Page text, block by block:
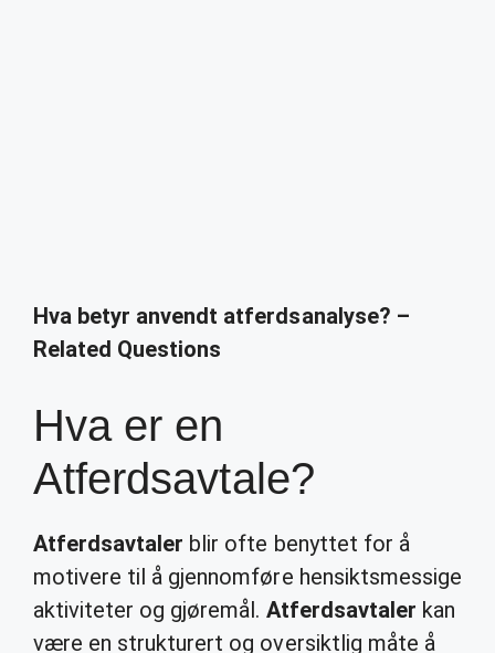
Hva betyr anvendt atferdsanalyse? –
Related Questions
Hva er en
Atferdsavtale?
Atferdsavtaler blir ofte benyttet for å
motivere til å gjennomføre hensiktsmessige
aktiviteter og gjøremål. Atferdsavtaler kan
være en strukturert og oversiktlig måte å